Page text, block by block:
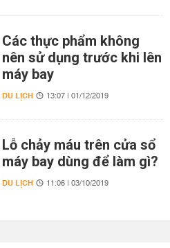
Các thực phẩm không
nên sử dụng trước khi lên
máy bay
DU LỊCH 13:07 | 01/12/2019
Lỗ chảy máu trên cửa sổ
máy bay dùng để làm gì?
DU LỊCH 11:06 | 03/10/2019